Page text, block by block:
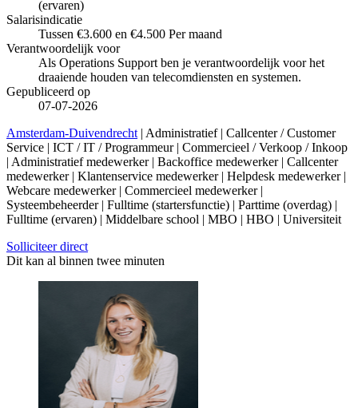
(ervaren)
Salarisindicatie
Tussen €3.600 en €4.500 Per maand
Verantwoordelijk voor
Als Operations Support ben je verantwoordelijk voor het
draaiende houden van telecomdiensten en systemen.
Gepubliceerd op
07-07-2026
Amsterdam-Duivendrecht | Administratief | Callcenter / Customer
Service | ICT / IT / Programmeur | Commercieel / Verkoop / Inkoop
| Administratief medewerker | Backoffice medewerker | Callcenter
medewerker | Klantenservice medewerker | Helpdesk medewerker |
Webcare medewerker | Commercieel medewerker |
Systeembeheerder | Fulltime (startersfunctie) | Parttime (overdag) |
Fulltime (ervaren) | Middelbare school | MBO | HBO | Universiteit
Solliciteer direct
Dit kan al binnen twee minuten